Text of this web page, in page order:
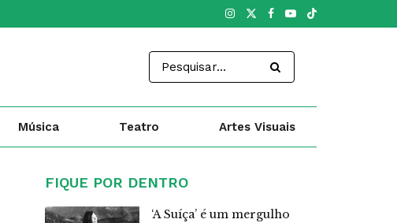
Música Teatro Artes Visuais
FIQUE POR DENTRO
‘A Suíça’ é um mergulho